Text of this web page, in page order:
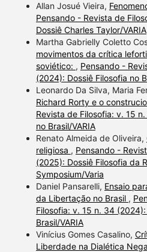
Allan Josué Vieira,
Pensando - Revista de
Dossiê Charles Taylor/VARIA
Martha Gabrielly Coletto
movimentos da crítica
soviético: , Pensando -
(2024): Dossiê Filosofia no
Leonardo Da Silva, Maria
Richard Rorty e o
Revista de Filosofia: v. 15
no Brasil/VARIA
Renato Almeida de Oliveira,
religiosa , Pensando -
(2025): Dossiê Filosofia da
Symposium/Varia
Daniel Pansarelli, Ensaio
da Libertação no Brasil ,
Filosofia: v. 15 n. 34
Brasil/VARIA
Vinícius Gomes Casalino,
Liberdade na Dialética